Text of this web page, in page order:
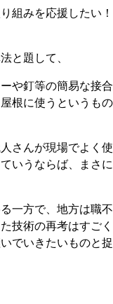
組みを応援したい！
と題して、
や釘等の簡易な接合
根に使うというもの
さんが現場でよく使
いうならば、まさに
一方で、地方は職不
技術の再考はすごく
でいきたいものと捉